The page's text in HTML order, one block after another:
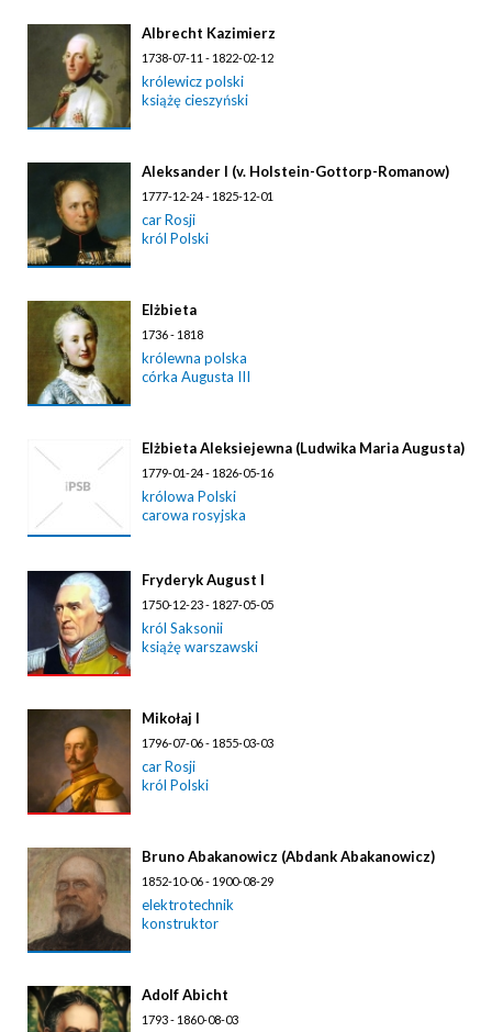
Albrecht Kazimierz
1738-07-11 - 1822-02-12
królewicz polski
książę cieszyński
Aleksander I (v. Holstein-Gottorp-Romanow)
1777-12-24 - 1825-12-01
car Rosji
król Polski
Elżbieta
1736 - 1818
królewna polska
córka Augusta III
Elżbieta Aleksiejewna (Ludwika Maria Augusta)
1779-01-24 - 1826-05-16
królowa Polski
carowa rosyjska
Fryderyk August I
1750-12-23 - 1827-05-05
król Saksonii
książę warszawski
Mikołaj I
1796-07-06 - 1855-03-03
car Rosji
król Polski
Bruno Abakanowicz (Abdank Abakanowicz)
1852-10-06 - 1900-08-29
elektrotechnik
konstruktor
Adolf Abicht
1793 - 1860-08-03